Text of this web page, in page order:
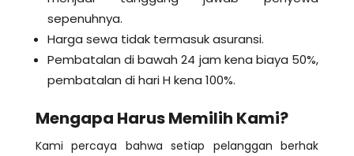
sepenuhnya.
Harga sewa tidak termasuk asuransi.
Pembatalan di bawah 24 jam kena biaya 50%,
pembatalan di hari H kena 100%.
Mengapa Harus Memilih Kami?
Kami percaya bahwa setiap pelanggan berhak